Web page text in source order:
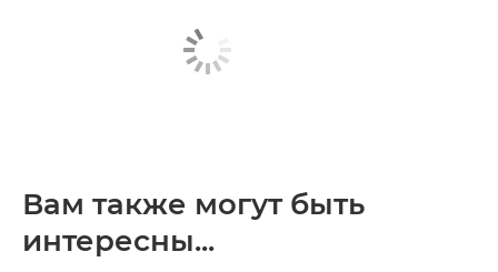
Вам также могут быть
интересны...